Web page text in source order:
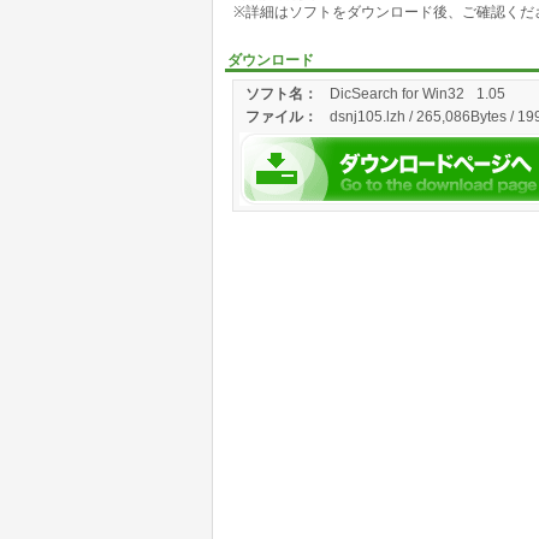
※詳細はソフトをダウンロード後、ご確認くだ
ダウンロード
ソフト名：
DicSearch for Win32 1.05
ファイル： dsnj105.lzh / 265,086Bytes /